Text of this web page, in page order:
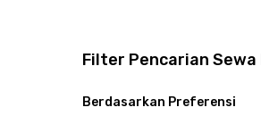
Filter Pencarian Sewa
Berdasarkan Preferensi